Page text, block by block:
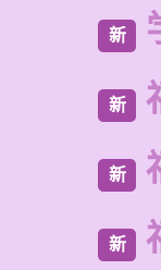
新
新
新
新